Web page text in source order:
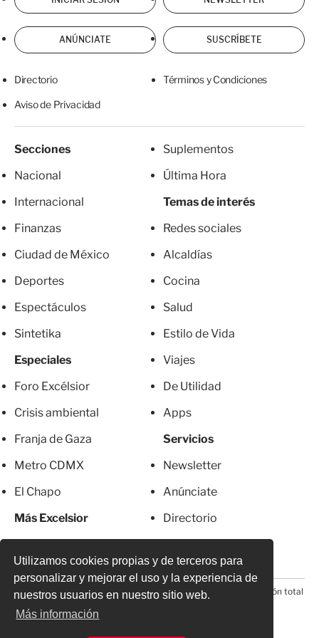
Utilizamos cookies propias y de terceros para
personalizar y mejorar el uso y la experiencia de
nuestros usuarios en nuestro sitio web.
Más información
ANÚNCIATE SUSCRÍBETE
Directorio Términos y Condiciones
Aviso de Privacidad
Secciones
Nacional
Internacional
Finanzas
Ciudad de México
Deportes
Espectáculos
Sintetika
Especiales
Foro Excélsior
Crisis ambiental
Franja de Gaza
Metro CDMX
El Chapo
Más Excelsior
Suplementos
Última Hora
Temas de interés
Redes sociales
Alcaldías
Cocina
Salud
Estilo de Vida
Viajes
De Utilidad
Apps
Servicios
Newsletter
Anúnciate
Directorio
© 2026 Todos los derechos reservados. Prohibida la reproducción total
o parcial, incluyendo cualquier medio electrónico*